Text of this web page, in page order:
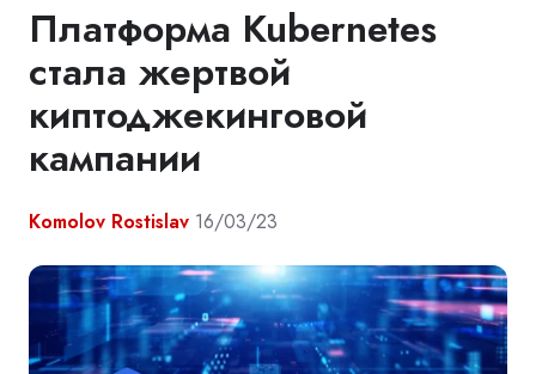
Платформа Kubernetes
стала жертвой
киптоджекинговой
кампании
Komolov Rostislav 16/03/23